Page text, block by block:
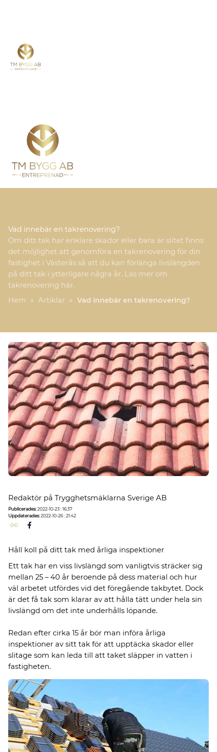
Vad innebär en takrenovering?
Om ditt tak har enklare skador eller bara är slitet finns
det möjlighet att genomföra en takrenovering för din
fastighet i Västerås så att du kan förlänga livslängden
på ditt tak i ytterligare några år. Läs mer om
takrenovering här.
Hem
» Artiklar » Vad innebär en takrenovering?
Redaktör på Trygghetsmäklarna Sverige AB
Publicerades:2022-10-23 : 16:37
Uppdaterades:2022-10-26 : 21:42
Håll koll på ditt tak med årliga inspektioner
Ett tak har en viss livslängd som vanligtvis sträcker sig
mellan 25 – 40 år beroende på dess material och hur
väl arbetet utfördes vid det föregående takbytet. Dock
är det få tak som klarar av att hålla tätt under hela sin
livslängd om det inte underhålls löpande.
Redan efter cirka 15 år bör man införa årliga
inspektioner av sitt tak för att upptäcka skador eller
slitage som kan leda till att taket släpper in vatten i
fastigheten.